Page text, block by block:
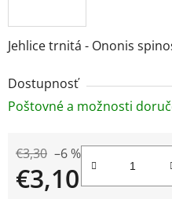
Jehlice trnitá - Ononis
Dostupnosť
Poštovné a možnosti
€3,30 –6 %
€3,10